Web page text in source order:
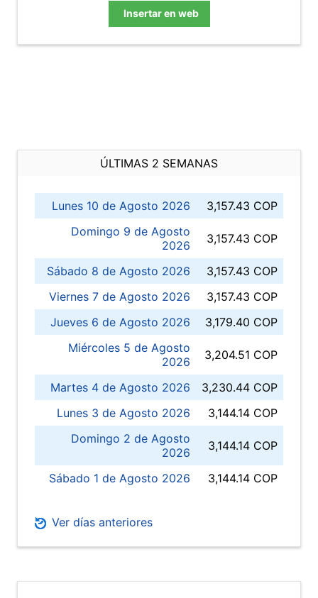
Insertar en web
ÚLTIMAS 2 SEMANAS
Lunes 10 de Agosto 2026
3,157.43 COP
Domingo 9 de Agosto
2026
3,157.43 COP
Sábado 8 de Agosto 2026
3,157.43 COP
Viernes 7 de Agosto 2026
3,157.43 COP
Jueves 6 de Agosto 2026
3,179.40 COP
Miércoles 5 de Agosto
2026
3,204.51 COP
Martes 4 de Agosto 2026
3,230.44 COP
Lunes 3 de Agosto 2026
3,144.14 COP
Domingo 2 de Agosto
2026
3,144.14 COP
Sábado 1 de Agosto 2026 3,144.14 COP
Ver días anteriores